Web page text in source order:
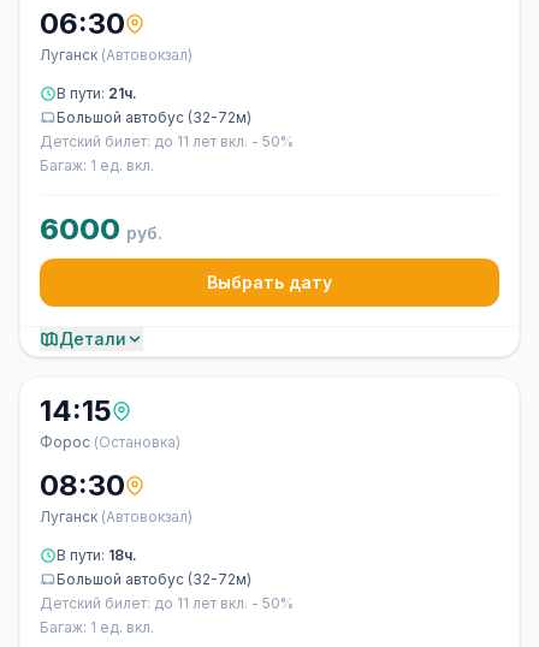
06:30
Луганск (Автовокзал)
В пути: 21ч.
Большой автобус (32-72м)
Детский билет: до 11 лет вкл. - 50%
Багаж: 1 ед. вкл.
6000 руб.
Выбрать дату
Детали
14:15
Форос (Остановка)
08:30
Луганск (Автовокзал)
В пути: 18ч.
Большой автобус (32-72м)
Детский билет: до 11 лет вкл. - 50%
Багаж: 1 ед. вкл.